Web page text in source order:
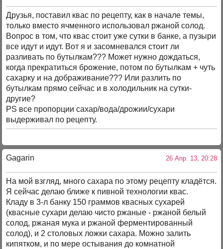
Друзья, поставил квас по рецепту, как в начале темы,
только вместо ячменного использовал ржаной солод.
Вопрос в том, что квас стоит уже сутки в банке, а пузыри
все идут и идут. Вот я и засомневался стоит ли
разливать по бутылкам??? Может нужно дождаться,
когда прекратиться брожение, потом по бутылкам + чуть
сахарку и на дображивание??? Или разлить по
бутылкам прямо сейчас и в холодильник на сутки-
другие?
PS все пропорции сахар/вода/дрожии/сухари
выдерживал по рецепту.
Gagarin 26 Апр. 13, 20:28
На мой взгляд, много сахара по этому рецепту кладётся.
Я сейчас делаю ближе к пивной технологии квас.
Кладу в 3-л банку 150 граммов квасных сухарей
(квасные сухари делаю чисто ржаные - ржаной белый
солод, ржаная мука и ржаной ферментированный
солод), и 2 столовых ложки сахара. Можно залить
кипятком, и по мере остывания до комнатной